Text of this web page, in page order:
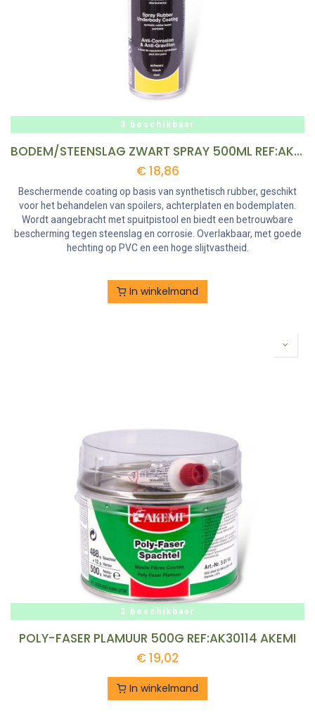
3 beschikbaar
BODEM/STEENSLAG ZWART SPRAY 500ML REF:AK90019 AKEMI
€18,86
Beschermende coating op basis van synthetisch rubber, geschikt
voor het behandelen van spoilers, achterplaten en bodemplaten.
Wordt aangebracht met spuitpistool en biedt een betrouwbare
bescherming tegen steenslag en corrosie. Overlakbaar, met goede
hechting op PVC en een hoge slijtvastheid.
In winkelmand
2 beschikbaar
POLY-FASER PLAMUUR 500G REF:AK30114 AKEMI
€19,02
In winkelmand